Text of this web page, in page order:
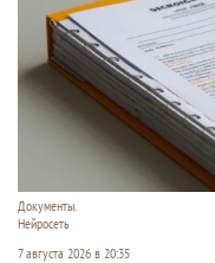
Документы.
Нейросеть
7 августа 2026 в 20:35